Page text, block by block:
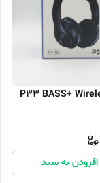
افزودن به سبد